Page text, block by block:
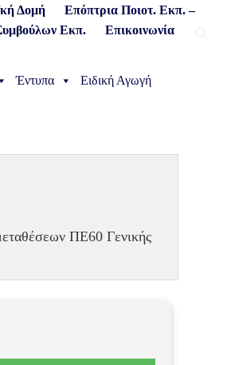
κή Δομή
Επόπτρια Ποιοτ. Εκπ. –
Εκπ.
Επικοινωνία
Έντυπα Ειδική Αγωγή
ΠΕ60 Γενικής